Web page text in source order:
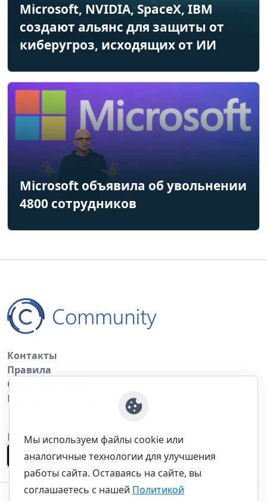
Microsoft, NVIDIA, SpaceX, IBM
создают альянс для защиты от
киберугроз, исходящих от ИИ
Microsoft объявила об увольнении
4800 сотрудников
Контакты
Правила
Обратная связь
Правила копирования материалов
Приложение
Мы используем файлы cookie или
аналогичные технологии для улучшения
работы сайта. Оставаясь на сайте, вы
соглашаетесь с нашей Политикой